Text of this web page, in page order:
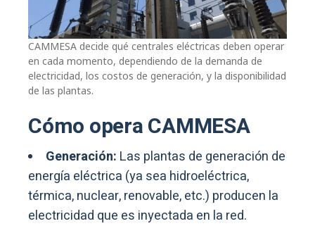
CAMMESA decide qué centrales eléctricas deben operar
en cada momento, dependiendo de la demanda de
electricidad, los costos de generación, y la disponibilidad
de las plantas.
Cómo opera CAMMESA
Generación: Las plantas de generación de
energía eléctrica (ya sea hidroeléctrica,
térmica, nuclear, renovable, etc.) producen la
electricidad que es inyectada en la red.